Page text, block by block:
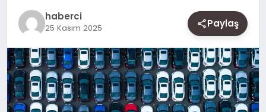
SAĞLIK
SIYASET
SPOR
haberci
25 Kasım 2025 Paylaş